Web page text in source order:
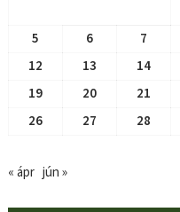
5
6 7
12
13 14
19
20 21
26
27 28
« ápr jún »